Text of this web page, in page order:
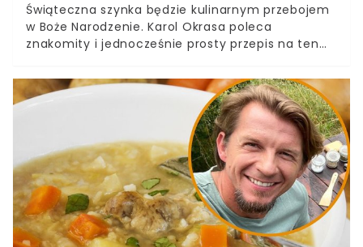
Świąteczna szynka będzie kulinarnym przebojem
w Boże Narodzenie. Karol Okrasa poleca
znakomity i jednocześnie prosty przepis na ten
gości nie tylko w nadchodzące Święta.
Pomysłowy dobór przypraw gwarantuje sukces.